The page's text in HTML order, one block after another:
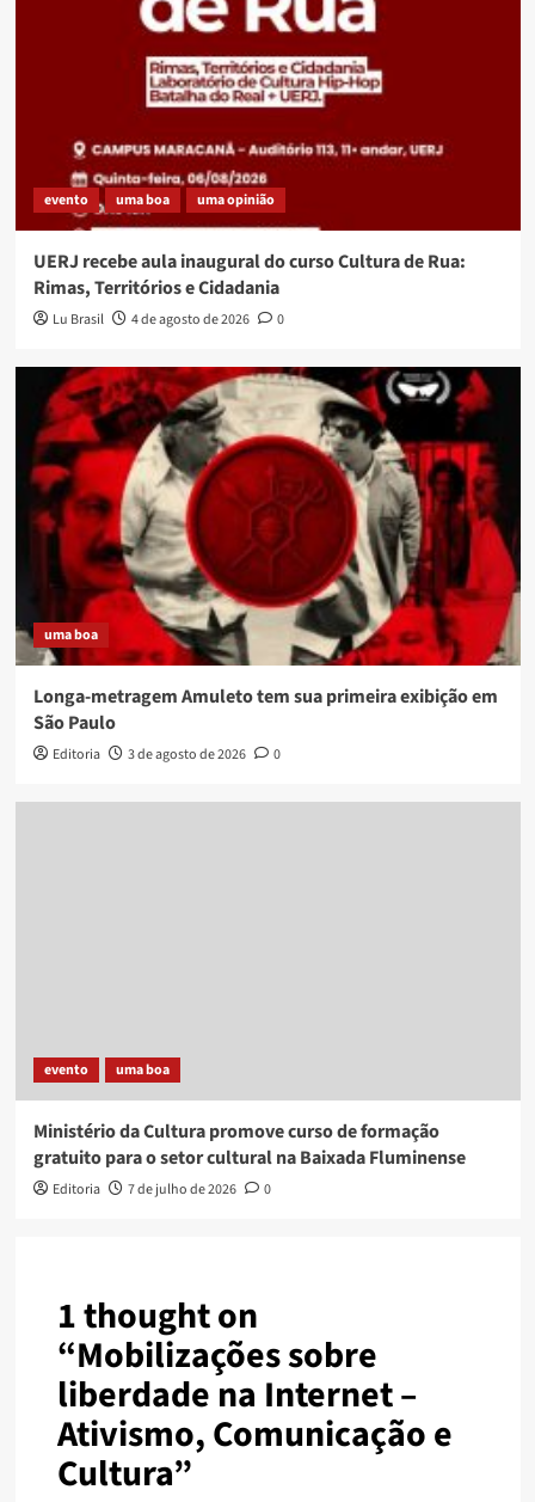
evento uma boa uma opinião
UERJ recebe aula inaugural do curso Cultura de Rua:
Rimas, Territórios e Cidadania
Lu Brasil 4 de agosto de 2026 0
uma boa
Longa-metragem Amuleto tem sua primeira exibição em
São Paulo
Editoria 3 de agosto de 2026 0
evento uma boa
Ministério da Cultura promove curso de formação
gratuito para o setor cultural na Baixada Fluminense
Editoria 7 de julho de 2026 0
1 thought on
“Mobilizações sobre
liberdade na Internet –
Ativismo, Comunicação e
Cultura”